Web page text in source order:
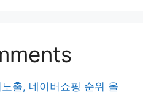
출, 네이버쇼핑 순위 올